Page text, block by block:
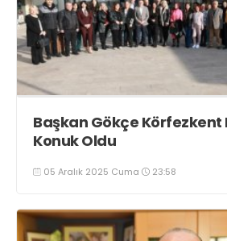
Başkan Gökçe Körfezkent
Konuk Oldu
05 Aralık 2025 Cuma 23:58